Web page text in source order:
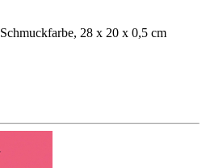
28 x 20 x 0,5 cm